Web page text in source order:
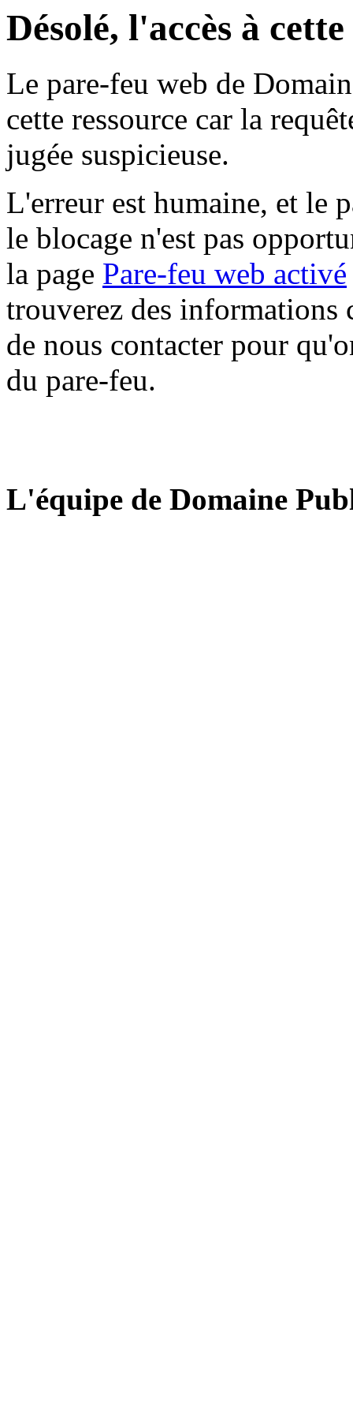
Désolé, l'accès à
Le pare-feu web de
cette ressource car la
jugée suspicieuse.
L'erreur est humaine, et le
le blocage n'est pas
la page Pare-feu web activé
trouverez des informations
de nous contacter pour
du pare-feu.
L'équipe de Domaine